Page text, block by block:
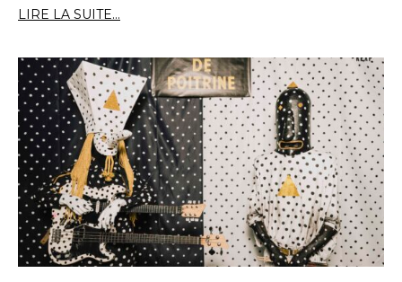
LIRE LA SUITE...